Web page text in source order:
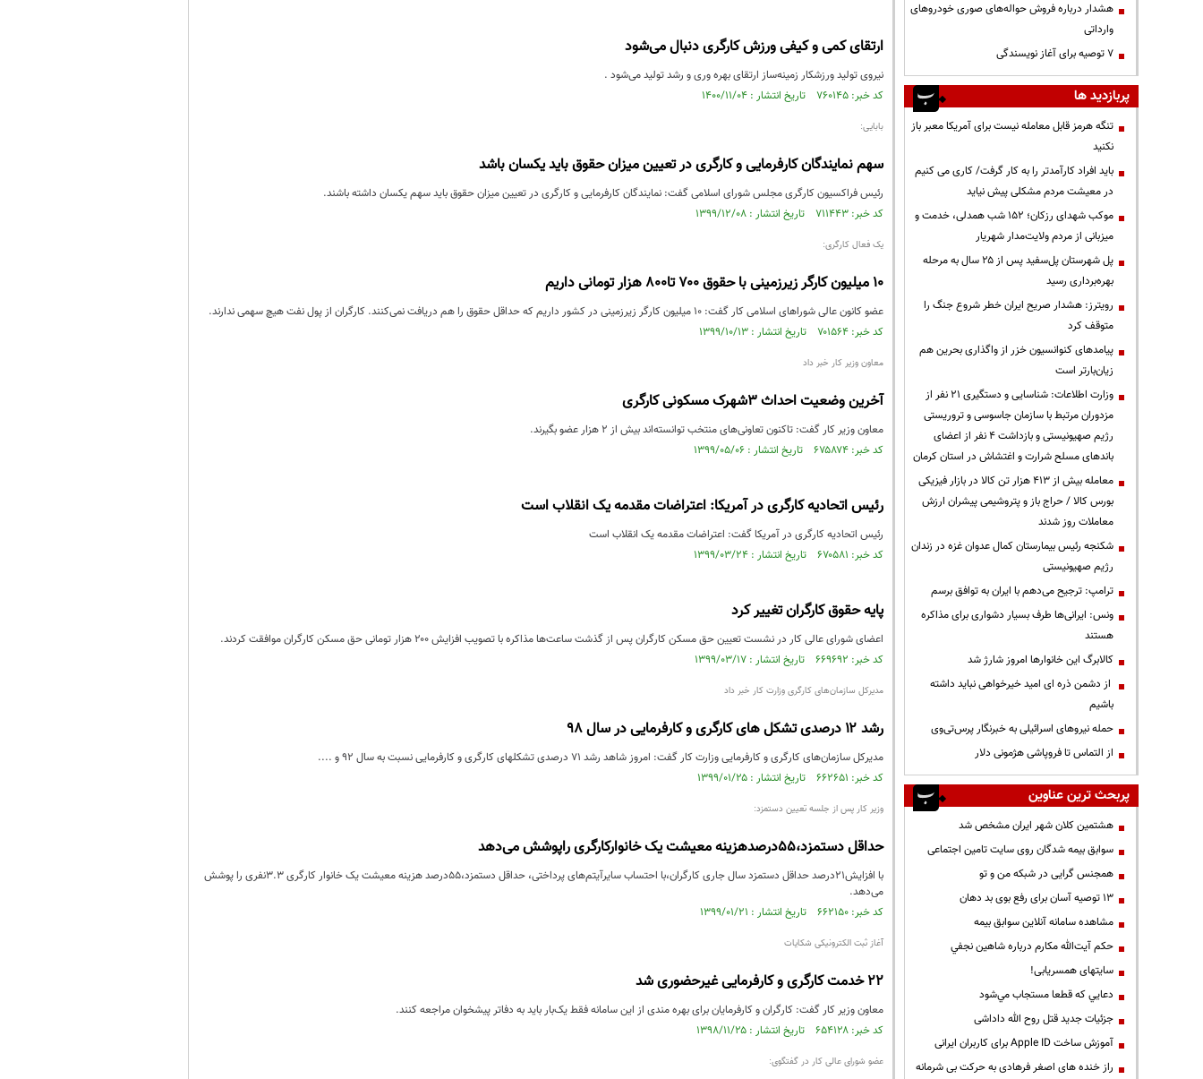
ارتقای کمی و کیفی ورزش کارگری دنبال می‌شود
نیروی تولید ورزشکار زمینه‌ساز ارتقای بهره وری و رشد تولید می‌شود .
کد خبر: ۷۶۰۱۴۵ تاریخ انتشار : ۱۴۰۰/۱۱/۰۴
بابایی:
سهم نمایندگان کارفرمایی و کارگری در تعیین میزان حقوق باید یکسان باشد
رئیس فراکسیون کارگری مجلس شورای اسلامی گفت: نمایندگان کارفرمایی و کارگری در تعیین میزان حقوق باید سهم یکسان داشته باشند.
کد خبر: ۷۱۱۴۴۳ تاریخ انتشار : ۱۳۹۹/۱۲/۰۸
یک فعال کارگری:
۱۰ میلیون کارگر زیرزمینی با حقوق ۷۰۰ تا۸۰۰ هزار تومانی داریم
عضو کانون عالی شوراهای اسلامی کار گفت: ۱۰ میلیون کارگر زیرزمینی در کشور داریم که حداقل حقوق را هم دریافت نمی‌کنند. کارگران از پول نفت هیچ سهمی ندارند.
کد خبر: ۷۰۱۵۶۴ تاریخ انتشار : ۱۳۹۹/۱۰/۱۳
معاون وزیر کار خبر داد
آخرین وضعیت احداث ۳شهرک‌ مسکونی کارگری
معاون وزیر کار گفت: تاکنون تعاونی‌های منتخب توانسته‌اند بیش از ۲ هزار عضو بگیرند.
کد خبر: ۶۷۵۸۷۴ تاریخ انتشار : ۱۳۹۹/۰۵/۰۶
رئیس اتحادیه کارگری در آمریکا: اعتراضات مقدمه یک انقلاب است
رئیس اتحادیه کارگری در آمریکا گفت: اعتراضات مقدمه یک انقلاب است
کد خبر: ۶۷۰۵۸۱ تاریخ انتشار : ۱۳۹۹/۰۳/۲۴
پایه حقوق کارگران تغییر کرد
اعضای شورای عالی کار در نشست تعیین حق مسکن کارگران پس از گذشت ساعت‌ها مذاکره با تصویب افزایش ۲۰۰ هزار تومانی حق مسکن کارگران موافقت کردند.
کد خبر: ۶۶۹۶۹۲ تاریخ انتشار : ۱۳۹۹/۰۳/۱۷
مدیرکل سازمان‌های کارگری وزارت کار خبر داد
رشد ۱۲ درصدی تشکل های کارگری و کارفرمایی در سال ۹۸
مدیرکل سازمان‌های کارگری و کارفرمایی وزارت کار گفت: امروز شاهد رشد ۷۱ درصدی تشکل‎های کارگری و کارفرمایی نسبت به سال ۹۲ و ....
کد خبر: ۶۶۲۶۵۱ تاریخ انتشار : ۱۳۹۹/۰۱/۲۵
وزیر کار پس از جلسه تعیین دستمزد:
حداقل دستمزد،۵۵درصدهزینه معیشت یک خانوارکارگری راپوشش می‌دهد
با افزایش۲۱درصد حداقل دستمزد سال جاری کارگران،با احتساب سایرآیتم‌های پرداختی، حداقل دستمزد،۵۵درصد هزینه معیشت یک خانوار کارگری ۳.۳نفری را پوشش
می‌دهد.
کد خبر: ۶۶۲۱۵۰ تاریخ انتشار : ۱۳۹۹/۰۱/۲۱
آغاز ثبت الکترونیکی شکایات
۲۲ خدمت کارگری و کارفرمایی غیرحضوری شد
معاون وزیر کار گفت: کارگران و کارفرمایان برای بهره مندی از این سامانه فقط یک‌بار باید به دفاتر پیشخوان مراجعه کنند.
کد خبر: ۶۵۴۱۲۸ تاریخ انتشار : ۱۳۹۸/۱۱/۲۵
عضو شورای عالی کار در گفتگوی:
هشدار درباره فروش حواله‌های صوری خودروهای
وارداتی
۷ توصیه برای آغاز نویسندگی
پربازدید ها
تنگه هرمز قابل معامله نیست برای آمریکا معبر باز
نکنید
باید افراد کارآمدتر را به کار گرفت/ کاری می کنیم
در معیشت مردم مشکلی پیش نیاید
موکب شهدای رزکان؛ ۱۵۲ شب همدلی، خدمت و
میزبانی از مردم ولایت‌مدار شهریار
پل شهرستان پل‌سفید پس از ۲۵ سال به مرحله
بهره‌برداری رسید
رویترز: هشدار صریح ایران خطر شروع جنگ را
متوقف کرد
پیامدهای کنوانسیون خزر از واگذاری بحرین هم
زیان‌بارتر است
وزارت اطلاعات: شناسایی و دستگیری ۲۱ نفر از
مزدوران مرتبط با سازمان جاسوسی و تروریستی
رژیم صهیونیستی و بازداشت ۴ نفر از اعضای
باندهای مسلح شرارت و اغتشاش در استان کرمان
معامله بیش از ۴۱۳ هزار تن کالا در بازار فیزیکی
بورس کالا / حراج باز و پتروشیمی پیشران ارزش
معاملات روز شدند
شکنجه رئیس بیمارستان کمال عدوان غزه در زندان
رژیم صهیونیستی
ترامپ: ترجیح می‌دهم با ایران به توافق برسم
ونس: ایرانی‌ها طرف بسیار دشواری برای مذاکره
هستند
کالابرگ این خانوارها امروز شارژ شد
از دشمن ذره ای امید خیرخواهی نباید داشته
باشیم
حمله نیروهای اسرائیلی به خبرنگار پرس‌تی‌وی
از التماس تا فروپاشی هژمونی دلار
پربحث ترین عناوین
هشتمین کلان شهر ایران مشخص شد
سوابق بیمه شدگان روی سایت تامین اجتماعی
همجنس گرایی در شبکه من و تو
13 توصیه آسان برای رفع بوی بد دهان
مشاهده سامانه آنلاين سوابق بیمه
حكم آيت‌الله مكارم درباره شاهين نجفي
سایتهای همسریابی!
دعايي كه قطعا مستجاب مي‌شود
جزئیات جدید قتل روح الله داداشی
آموزش ساخت Apple ID برای کاربران ایرانی
راز خنده های اصغر فرهادی به حرکت بی شرمانه